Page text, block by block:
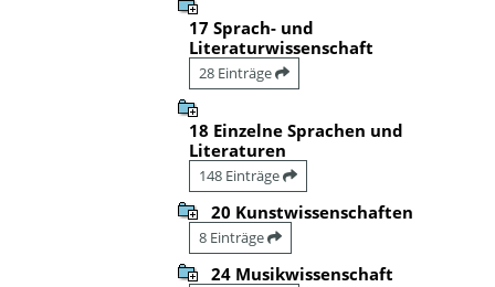
17 Sprach- und
Literaturwissenschaft
28 Einträge
18 Einzelne Sprachen und
Literaturen
148 Einträge
20 Kunstwissenschaften
8 Einträge
24 Musikwissenschaft